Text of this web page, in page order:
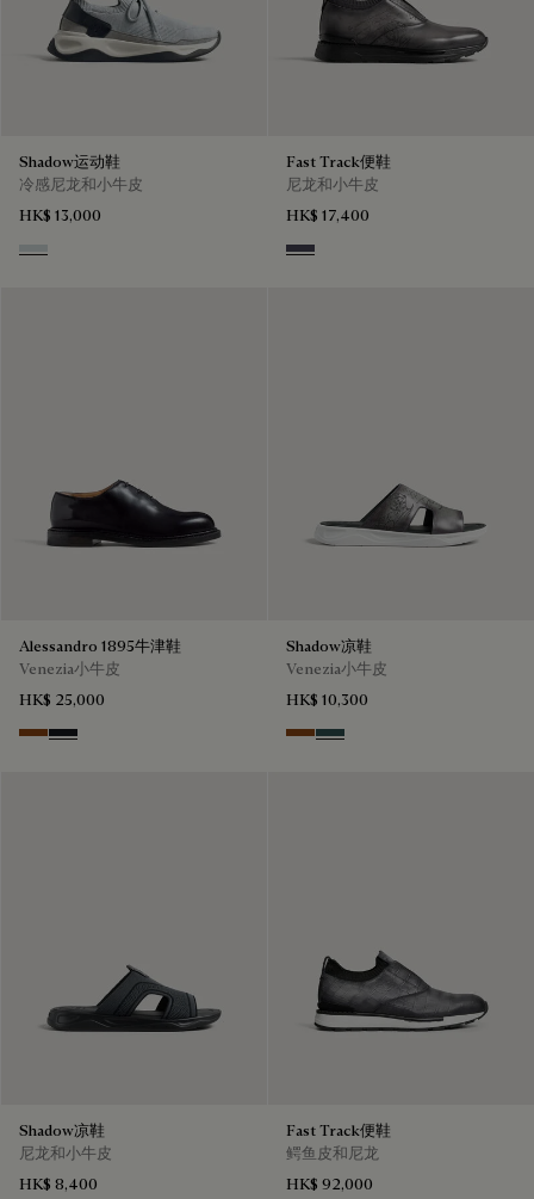
Shadow运动鞋
冷感尼龙和小牛皮
HK$ 13,000
Ice Grey
Fast Track便鞋
尼龙和小牛皮
HK$ 17,400
Graphite Moss
Alessandro 1895牛津鞋
Venezia小牛皮
HK$ 25,000
Charcoal Brown
Charcoal Gray
Shadow凉鞋
Venezia小牛皮
HK$ 10,300
Cacao Intenso
Mysterious Grey
Shadow凉鞋
尼龙和小牛皮
HK$ 8,400
Fast Track便鞋
鳄鱼皮和尼龙
HK$ 92,000